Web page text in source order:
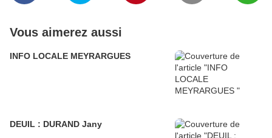
Vous aimerez aussi
INFO LOCALE MEYRARGUES
DEUIL : DURAND Jany